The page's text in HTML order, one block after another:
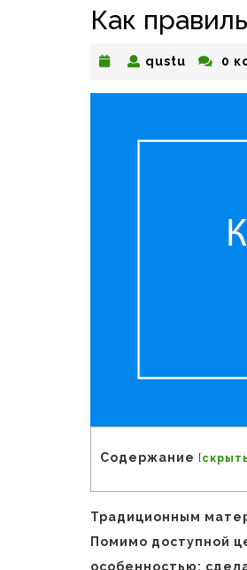
Как
qustu qustu0
Содержание [
Традиционным
Помимо доступной
особенностью: